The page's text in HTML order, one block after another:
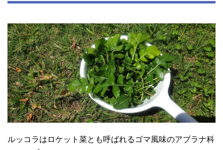
ルッコラはロケット菜とも呼ばれるゴマ風味のアブラナ科